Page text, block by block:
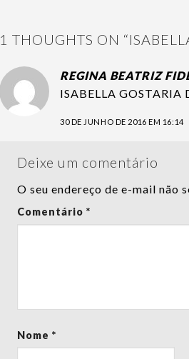
1 THOUGHTS ON “
REGINA BEATRIZ
ISABELLA GOSTARIA
30 DE JUNHO DE 2016 EM 16:14
Deixe um comentário
O seu endereço de e-mail não
Comentário *
Nome *